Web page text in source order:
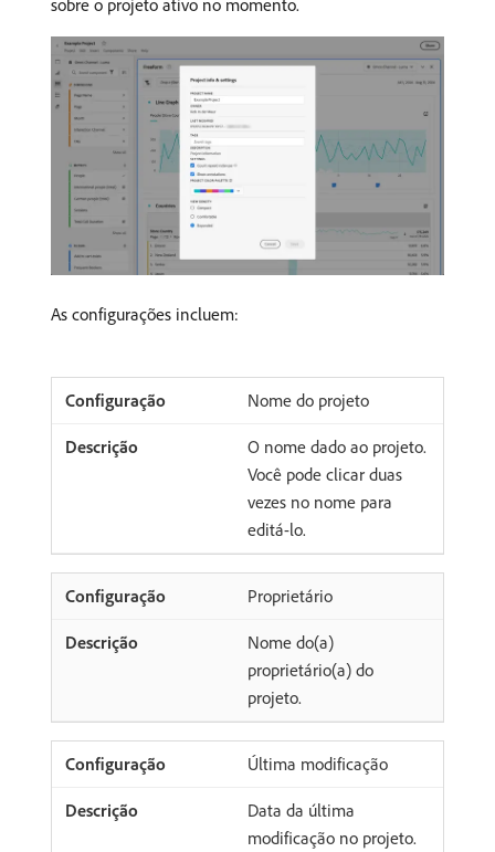
sobre o projeto ativo no momento.
As configurações incluem:
Nome do projeto
O nome dado ao projeto.
Você pode clicar duas
vezes no nome para
editá-lo.
Proprietário
Nome do(a)
proprietário(a) do
projeto.
Última modificação
Data da última
modificação no projeto.